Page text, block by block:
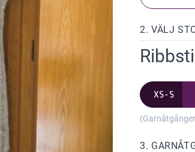
2. VÄLJ
XS-S
3.